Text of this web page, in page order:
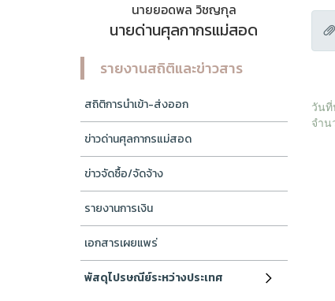
นายยอดพล วิชญกุล
นายด่านศุลกากรแม่สอด
รายงานสถิติและข่าวสาร
สถิติการนำเข้า-ส่งออก
ข่าวด่านศุลกากรแม่สอด
ข่าวจัดซื้อ/จัดจ้าง
รายงานการเงิน
เอกสารเผยแพร่
พัสดุไปรษณีย์ระหว่างประเทศ
วันที่
จำน